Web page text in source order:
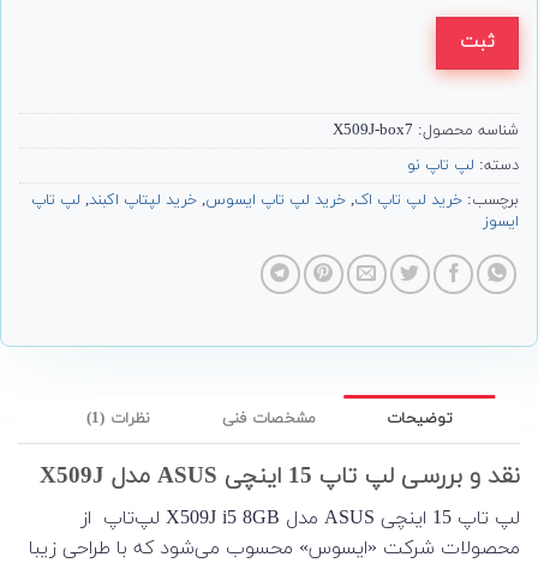
ثبت
شناسه محصول: X509J-box7
دسته: لپ تاپ نو
برچسب: خرید لپ تاپ اک, خرید لپ تاپ ایسوس, خرید لپتاپ اکبند, لپ تاپ
ایسوز
توضیحات مشخصات فنی نظرات (1)
نقد و بررسی لپ تاپ 15 اینچی ASUS مدل X509J
لپ تاپ 15 اینچی ASUS مدل X509J i5 8GB لپ‌تاپ از
محصولات شرکت «ایسوس» محسوب می‌شود که با طراحی زیبا